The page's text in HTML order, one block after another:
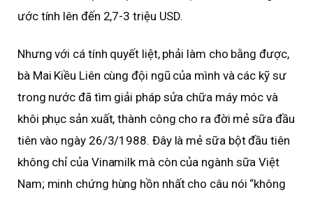
ước tính lên đến 2,7-3 triệu USD.
Nhưng với cá tính quyết liệt, phải làm cho bằng được,
bà Mai Kiều Liên cùng đội ngũ của mình và các kỹ sư
trong nước đã tìm giải pháp sửa chữa máy móc và
khôi phục sản xuất, thành công cho ra đời mẻ sữa đầu
tiên vào ngày 26/3/1988. Đây là mẻ sữa bột đầu tiên
không chỉ của Vinamilk mà còn của ngành sữa Việt
Nam; minh chứng hùng hồn nhất cho câu nói “không